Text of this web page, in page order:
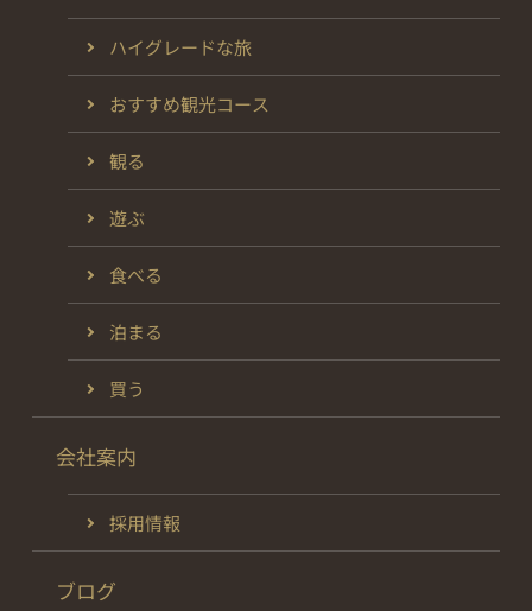
ハイグレードな旅
おすすめ観光コース
観る
遊ぶ
食べる
泊まる
買う
会社案内
採用情報
ブログ